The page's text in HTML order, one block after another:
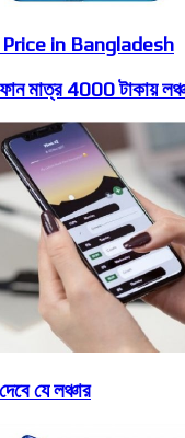
in Bangladesh
মাত্র 4000 টাকায়
যে লঞ্চার